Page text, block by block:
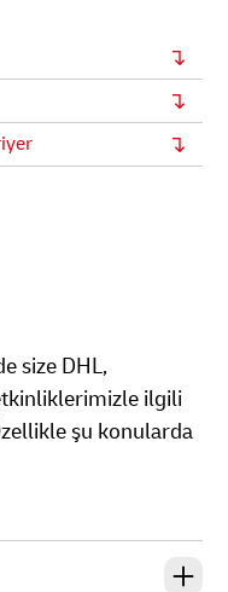
size DHL,
ilgili
şu konularda